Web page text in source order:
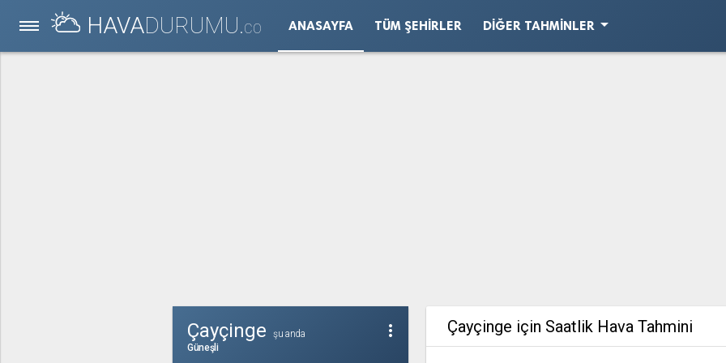
HAVADURUMU.CO ANASAYFA TÜM ŞEHIRLER DIĞER TAHMINLERarrow_drop_down
more_vert
Çayçinge
şu anda
Güneşli
Çayçinge için Saatlik Hava Tahmini